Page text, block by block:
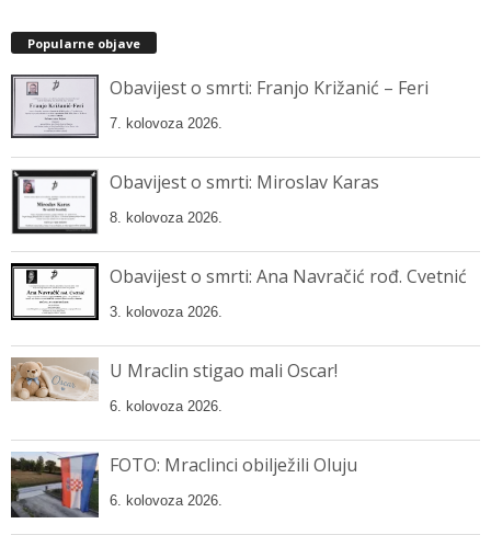
Popularne objave
Obavijest o smrti: Franjo Križanić – Feri
7. kolovoza 2026.
Obavijest o smrti: Miroslav Karas
8. kolovoza 2026.
Obavijest o smrti: Ana Navračić rođ. Cvetnić
3. kolovoza 2026.
U Mraclin stigao mali Oscar!
6. kolovoza 2026.
FOTO: Mraclinci obilježili Oluju
6. kolovoza 2026.